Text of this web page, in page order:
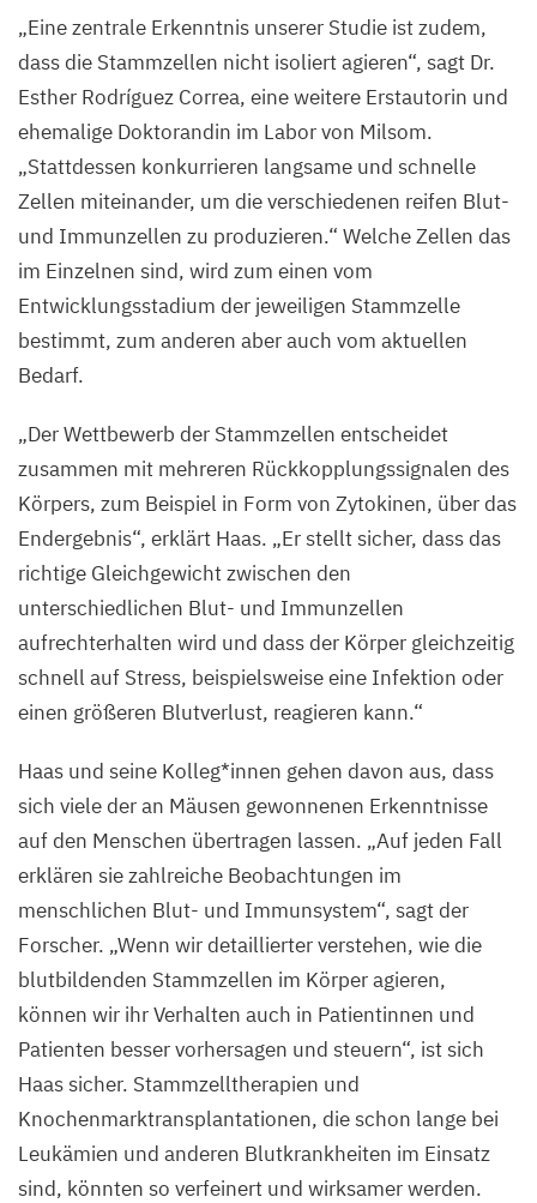
Charité
Universitätsmedizin
Berlin
„Eine zentrale Erkenntnis unserer Studie ist zudem,
dass die Stammzellen nicht isoliert agieren“, sagt Dr.
Esther Rodríguez Correa, eine weitere Erstautorin und
ehemalige Doktorandin im Labor von Milsom.
„Stattdessen konkurrieren langsame und schnelle
Zellen miteinander, um die verschiedenen reifen Blut-
und Immunzellen zu produzieren.“ Welche Zellen das
im Einzelnen sind, wird zum einen vom
Entwicklungsstadium der jeweiligen Stammzelle
bestimmt, zum anderen aber auch vom aktuellen
Bedarf.
„Der Wettbewerb der Stammzellen entscheidet
zusammen mit mehreren Rückkopplungssignalen des
Körpers, zum Beispiel in Form von Zytokinen, über das
Endergebnis“, erklärt Haas. „Er stellt sicher, dass das
richtige Gleichgewicht zwischen den
unterschiedlichen Blut- und Immunzellen
aufrechterhalten wird und dass der Körper gleichzeitig
schnell auf Stress, beispielsweise eine Infektion oder
einen größeren Blutverlust, reagieren kann.“
Haas und seine Kolleg*innen gehen davon aus, dass
sich viele der an Mäusen gewonnenen Erkenntnisse
auf den Menschen übertragen lassen. „Auf jeden Fall
erklären sie zahlreiche Beobachtungen im
menschlichen Blut- und Immunsystem“, sagt der
Forscher. „Wenn wir detaillierter verstehen, wie die
blutbildenden Stammzellen im Körper agieren,
können wir ihr Verhalten auch in Patientinnen und
Patienten besser vorhersagen und steuern“, ist sich
Haas sicher. Stammzelltherapien und
Knochenmarktransplantationen, die schon lange bei
Leukämien und anderen Blutkrankheiten im Einsatz
sind, könnten so verfeinert und wirksamer werden.